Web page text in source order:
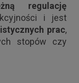
regulację
i jest
prac,
stopów czy